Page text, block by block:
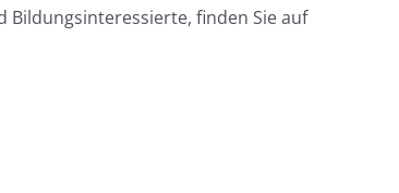
Bildungsinteressierte, finden Sie auf